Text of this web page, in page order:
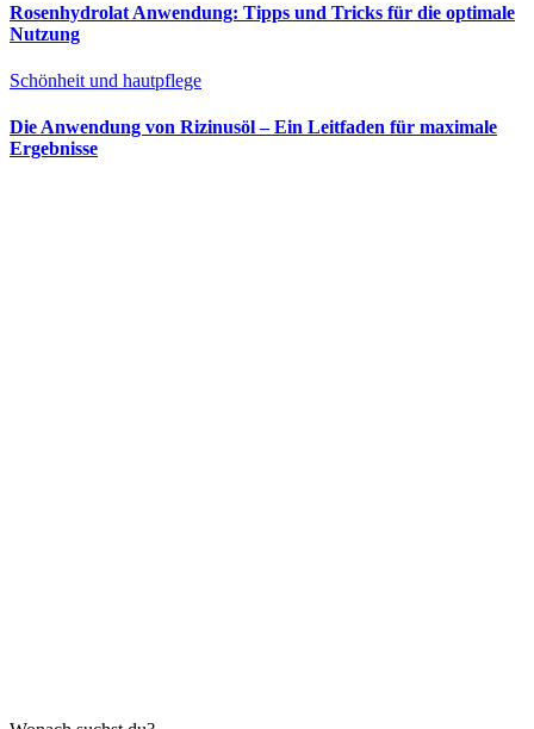
Rosenhydrolat Anwendung: Tipps und Tricks für die optimale
Nutzung
Schönheit und hautpflege
Die Anwendung von Rizinusöl – Ein Leitfaden für maximale
Ergebnisse